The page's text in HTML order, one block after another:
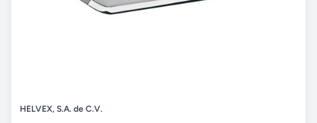
HELVEX, S.A. de C.V.